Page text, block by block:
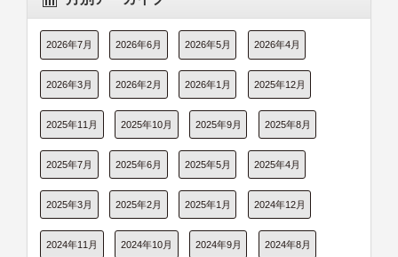
2026年7月 2026年6月 2026年5月 2026年4月
2026年3月 2026年2月 2026年1月 2025年12月
2025年11月 2025年10月 2025年9月 2025年8月
2025年7月 2025年6月 2025年5月 2025年4月
2025年3月 2025年2月 2025年1月 2024年12月
2024年11月 2024年10月 2024年9月 2024年8月